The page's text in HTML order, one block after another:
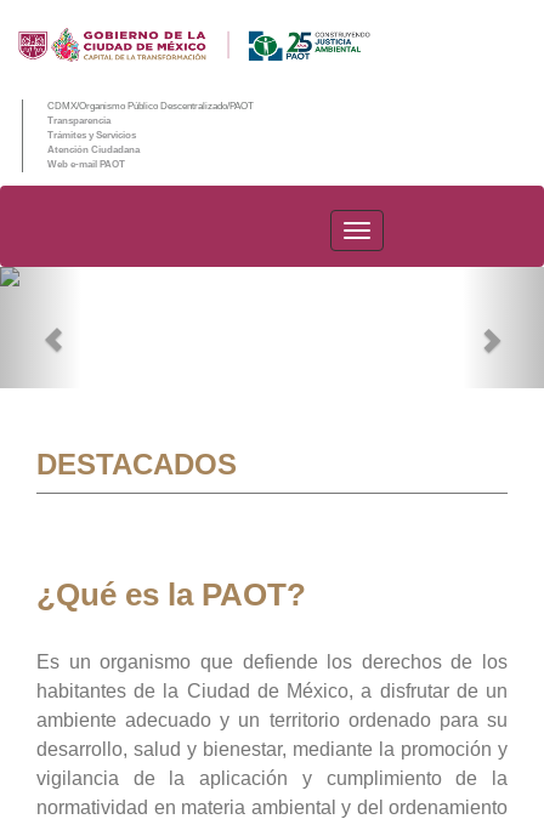
CDMX/Organismo Público Descentralizado/PAOT
Transparencia
Trámites y Servicios
Atención Ciudadana
Web e-mail PAOT
PAOT
DESTACADOS
¿Qué es la PAOT?
Es un organismo que defiende los derechos de los
habitantes de la Ciudad de México, a disfrutar de un
ambiente adecuado y un territorio ordenado para su
desarrollo, salud y bienestar, mediante la promoción y
vigilancia de la aplicación y cumplimiento de la
normatividad en materia ambiental y del ordenamiento